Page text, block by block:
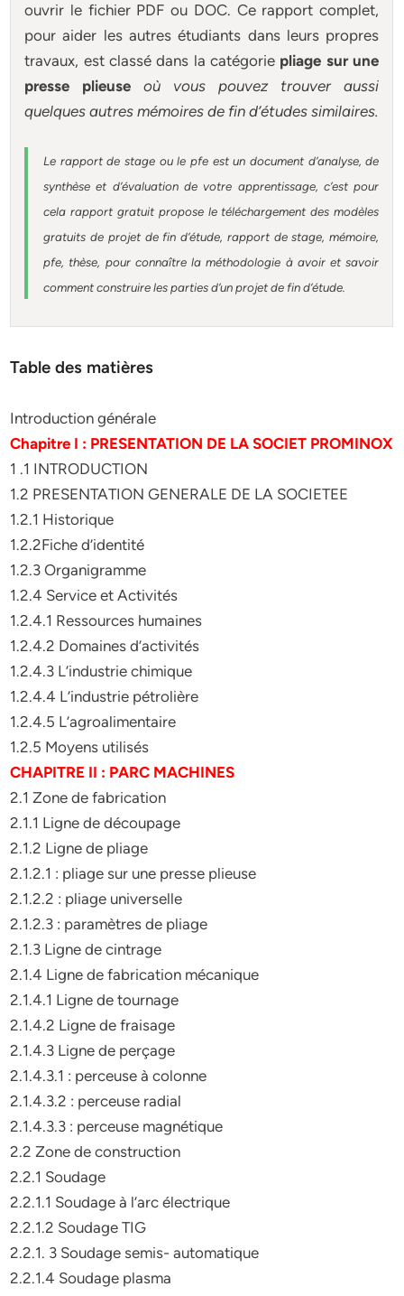
ouvrir le fichier PDF ou DOC. Ce rapport complet,
pour aider les autres étudiants dans leurs propres
travaux, est classé dans la catégorie pliage sur une
presse plieuseoù vous pouvez trouver aussi
quelques autresmémoiresde fin d’études similaires.
Le rapport de stage ou le pfe est un document d’analyse, de
synthèse et d’évaluation de votre apprentissage, c’est pour
cela rapport gratuit propose le téléchargement des modèles
gratuits de projet de fin d’étude, rapport de stage, mémoire,
pfe, thèse, pour connaître la méthodologie à avoir et savoir
comment construire les parties d’un projet de fin d’étude
Table des matières
Introduction générale
Chapitre I : PRESENTATION DE LA SOCIET PROMINOX
1 .1 INTRODUCTION
1.2 PRESENTATION GENERALE DE LA SOCIETEE
1.2.1 Historique
1.2.2Fiche d’identité
1.2.3 Organigramme
1.2.4 Service et Activités
1.2.4.1 Ressources humaines
1.2.4.2 Domaines d’activités
1.2.4.3 L’industrie chimique
1.2.4.4 L’industrie pétrolière
1.2.4.5 L’agroalimentaire
1.2.5 Moyens utilisés
CHAPITRE II : PARC MACHINES
2.1 Zone de fabrication
2.1.1 Ligne de découpage
2.1.2 Ligne de pliage
2.1.2.1 : pliage sur une presse plieuse
2.1.2.2 : pliage universelle
2.1.2.3 : paramètres de pliage
2.1.3 Ligne de cintrage
2.1.4 Ligne de fabrication mécanique
2.1.4.1 Ligne de tournage
2.1.4.2 Ligne de fraisage
2.1.4.3 Ligne de perçage
2.1.4.3.1 : perceuse à colonne
2.1.4.3.2 : perceuse radial
2.1.4.3.3 : perceuse magnétique
2.2 Zone de construction
2.2.1 Soudage
2.2.1.1 Soudage à l’arc électrique
2.2.1.2 Soudage TIG
2.2.1. 3 Soudage semis- automatique
2.2.1.4 Soudage plasma